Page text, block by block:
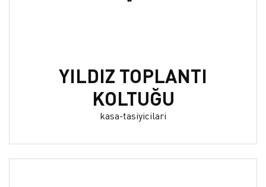
YILDIZ TOPLANTI
KOLTUĞU
kasa-tasiyicilari